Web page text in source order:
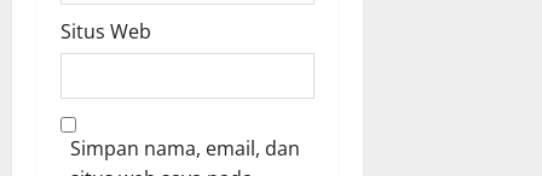
Situs Web
Simpan nama, email, dan